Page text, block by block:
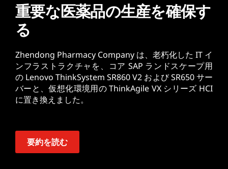
重要な医薬品の生産を確保す
る
Zhendong Pharmacy Company は、老朽化した IT イ
ンフラストラクチャを、コア SAP ランドスケープ用
の Lenovo ThinkSystem SR860 V2 および SR650 サー
バーと、仮想化環境用の ThinkAgile VX シリーズ HCI
に置き換えました。
要約を読む